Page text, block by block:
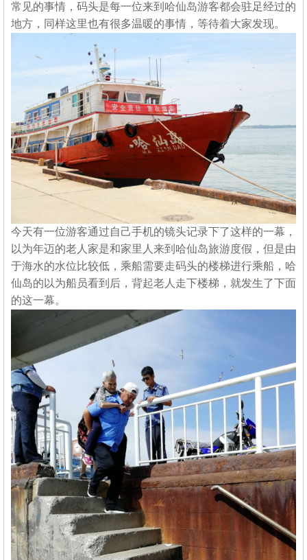
常见的事情，码头是每一位来到哈仙岛游客都会驻足经过的
地方，同样这里也有很多温暖的事情，等待着大家发现。
今天有一位游客通过自己手机的镜头记录下了这样的一幕，
以为年迈的老人家是和家里人来到哈仙岛旅游度假，但是由
于海水的水位比较低，乘船需要走码头的楼梯进行乘船，哈
仙岛的以为船员看到后，背起老人走下楼梯，就发生了下面
的这一幕。